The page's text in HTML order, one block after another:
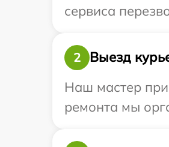
сервиса
2
Выезд
Наш мастер
ремонта мы